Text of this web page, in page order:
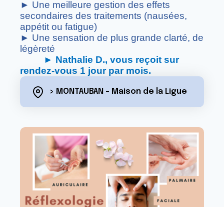
► Une meilleure gestion des effets
secondaires des traitements (nausées,
appétit ou fatigue)
► Une sensation de plus grande clarté, de
légèreté
► Nathalie D., vous reçoit sur
rendez-vous 1 jour par mois.
> MONTAUBAN - Maison de la Ligue